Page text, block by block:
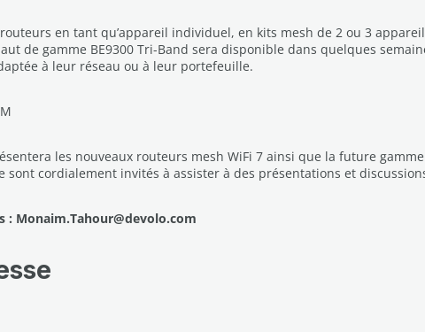
en tant qu’appareil individuel, en kits mesh de 2 ou 3
de gamme BE9300 Tri-Band sera disponible dans quelques
à leur réseau ou à leur portefeuille.
les nouveaux routeurs mesh WiFi 7 ainsi que la future
sont cordialement invités à assister à des présentations et
: Monaim.Tahour@devolo.com